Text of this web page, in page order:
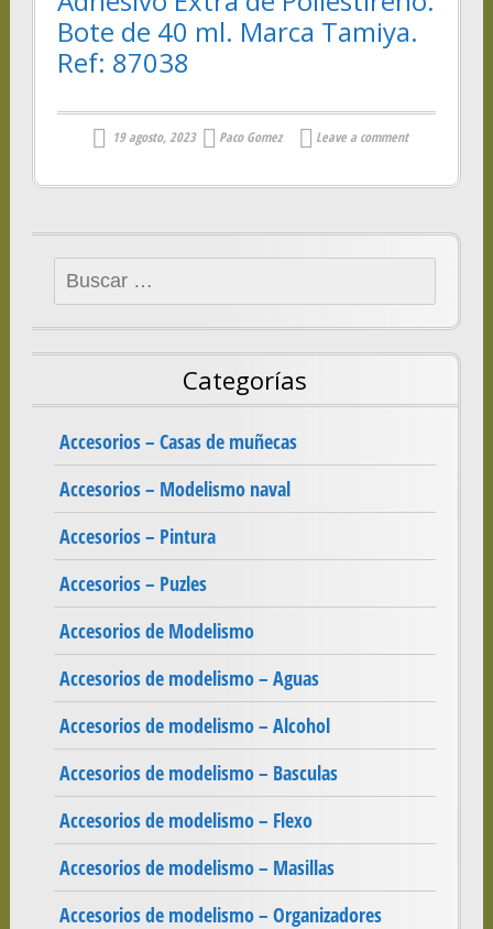
Bote de 40 ml. Marca Tamiya.
Ref: 87038
19 agosto, 2023 Paco Gomez Leave a comment
Buscar:
Categorías
Accesorios – Casas de muñecas
Accesorios – Modelismo naval
Accesorios – Pintura
Accesorios – Puzles
Accesorios de Modelismo
Accesorios de modelismo – Aguas
Accesorios de modelismo – Alcohol
Accesorios de modelismo – Basculas
Accesorios de modelismo – Flexo
Accesorios de modelismo – Masillas
Accesorios de modelismo – Organizadores